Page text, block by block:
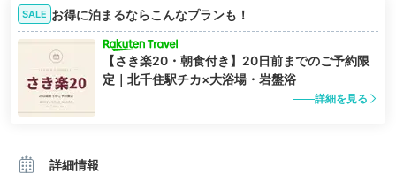
SALE お得に泊まるならこんなプランも！
【さき楽20・朝食付き】20日前までのご予約限
定｜北千住駅チカ×大浴場・岩盤浴
詳細を見る
詳細情報